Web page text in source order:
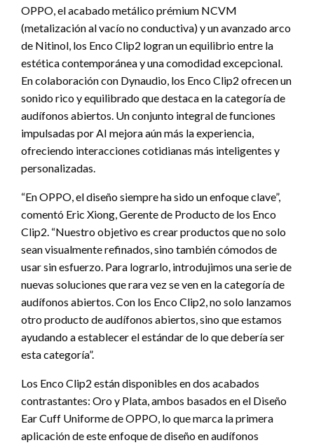
OPPO, el acabado metálico prémium NCVM
(metalización al vacío no conductiva) y un avanzado arco
de Nitinol, los Enco Clip2 logran un equilibrio entre la
estética contemporánea y una comodidad excepcional.
En colaboración con Dynaudio, los Enco Clip2 ofrecen un
sonido rico y equilibrado que destaca en la categoría de
audífonos abiertos. Un conjunto integral de funciones
impulsadas por AI mejora aún más la experiencia,
ofreciendo interacciones cotidianas más inteligentes y
personalizadas.
“En OPPO, el diseño siempre ha sido un enfoque clave”,
comentó Eric Xiong, Gerente de Producto de los Enco
Clip2. “Nuestro objetivo es crear productos que no solo
sean visualmente refinados, sino también cómodos de
usar sin esfuerzo. Para lograrlo, introdujimos una serie de
nuevas soluciones que rara vez se ven en la categoría de
audífonos abiertos. Con los Enco Clip2, no solo lanzamos
otro producto de audífonos abiertos, sino que estamos
ayudando a establecer el estándar de lo que debería ser
esta categoría”.
Los Enco Clip2 están disponibles en dos acabados
contrastantes: Oro y Plata, ambos basados en el Diseño
Ear Cuff Uniforme de OPPO, lo que marca la primera
aplicación de este enfoque de diseño en audífonos